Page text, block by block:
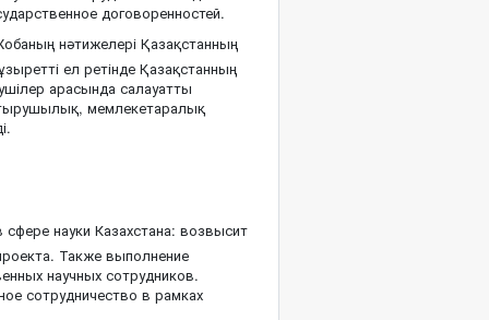
договоренностей.
нәтижелері Қазақстанның
ел ретінде Қазақстанның
арасында салауатты
мемлекетаралық
науки Казахстана: возвысит
Также выполнение
научных сотрудников.
сотрудничество в рамках